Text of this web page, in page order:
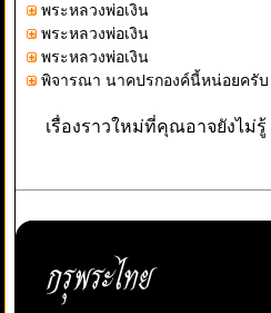
พระหลวงพ่อเงิน
พระหลวงพ่อเงิน
พระหลวงพ่อเงิน
พิจารณา นาคปรกองค์นี้หน่อยครับ
เรื่องราวใหม่ที่คุณอาจยังไม่รู้